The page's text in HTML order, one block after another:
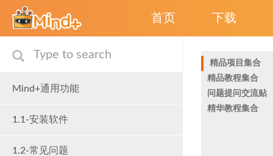
首页 下载
Mind+通用功能
1.1-安装软件
1.2-常见问题
精品项目集合
精品教程集合
问题提问交流贴
精华教程集合